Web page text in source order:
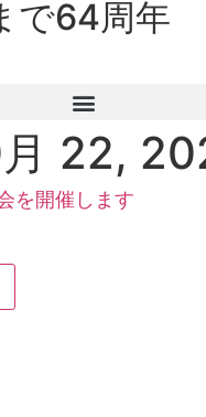
で64周年
22,
を開催します